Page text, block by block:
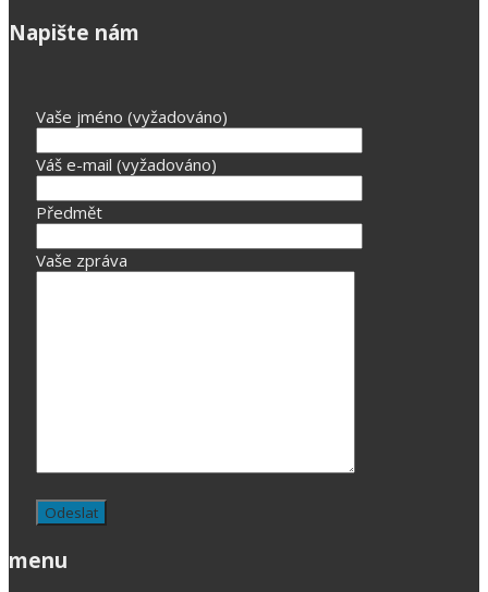
Napište nám
Vaše jméno (vyžadováno)
Váš e-mail (vyžadováno)
Předmět
Vaše zpráva
menu